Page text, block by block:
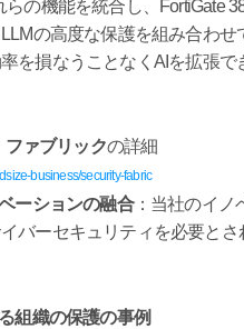
の機能を統合し、FortiGate
の高度な保護を組み合わ
を損なうことなくAIを拡張で
ファブリックの詳細
business/security-fabric
ーションの融合：当社のイノ
バーセキュリティを必要と
組織の保護の事例